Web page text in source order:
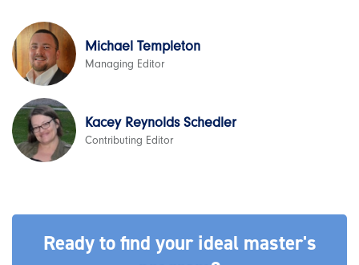
Michael Templeton
Managing Editor
Kacey Reynolds Schedler
Contributing Editor
Ready to find your ideal master's